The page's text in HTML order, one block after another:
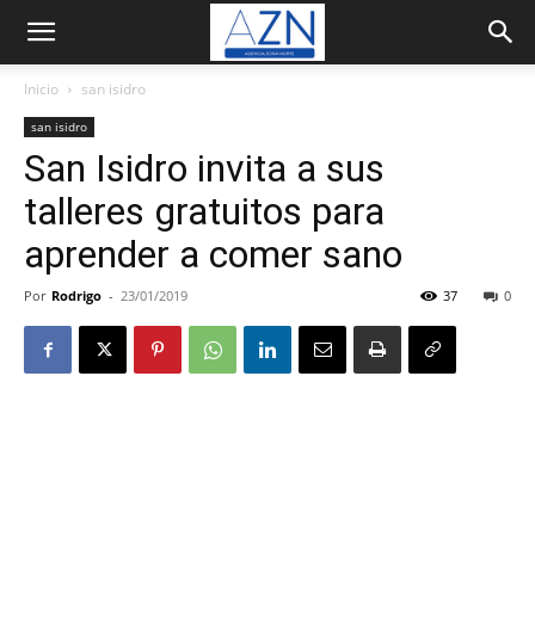
Inicio san isidro
san isidro
San Isidro invita a sus
talleres gratuitos para
aprender a comer sano
Por Rodrigo - 23/01/2019 0
37